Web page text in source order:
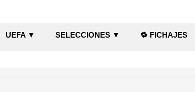
UEFA ▼ SELECCIONES ▼ 🔁 FICHAJES